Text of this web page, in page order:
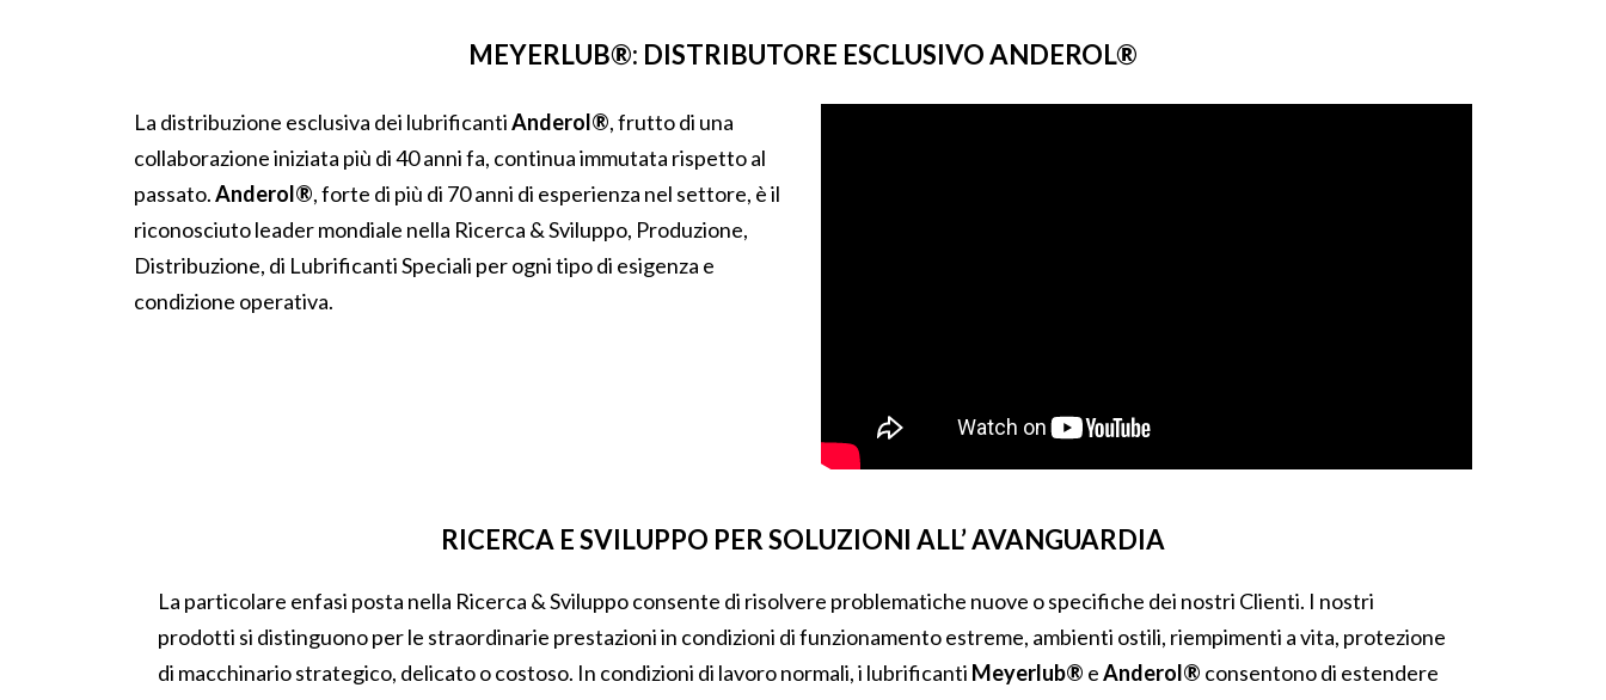
MEYERLUB®: DISTRIBUTORE ESCLUSIVO ANDEROL®
La distribuzione esclusiva dei lubrificantiAnderol®, frutto di una
collaborazione iniziata più di 40 anni fa, continua immutata rispetto al
passato.Anderol®, forte di più di 70 anni di esperienza nel settore, è il
riconosciuto leader mondiale nella Ricerca & Sviluppo, Produzione,
Distribuzione, di Lubrificanti Speciali per ogni tipo di esigenza e
condizione operativa.
RICERCA E SVILUPPO PER SOLUZIONI ALL’ AVANGUARDIA
La particolare enfasi posta nella Ricerca & Sviluppo consente di risolvere problematiche nuove o specifiche dei nostri Clienti. I nostri
prodotti si distinguono per le straordinarie prestazioni in condizioni di funzionamento estreme, ambienti ostili, riempimenti a vita, protezione
di macchinario strategico, delicato o costoso. In condizioni di lavoro normali, i lubrificanti Meyerlub® eAnderol® consentono di estendere